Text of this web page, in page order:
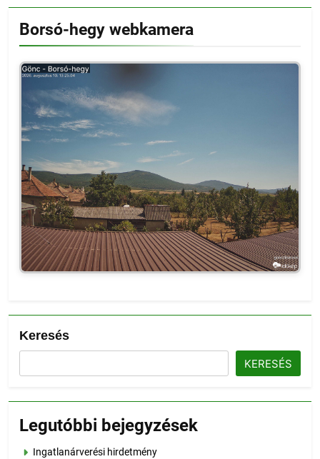
Borsó-hegy webkamera
Keresés
KERESÉS
Legutóbbi bejegyzések
Ingatlanárverési hirdetmény